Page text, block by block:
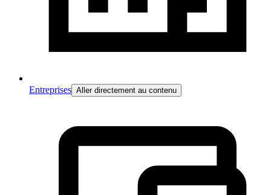
Entreprises Aller directement au contenu